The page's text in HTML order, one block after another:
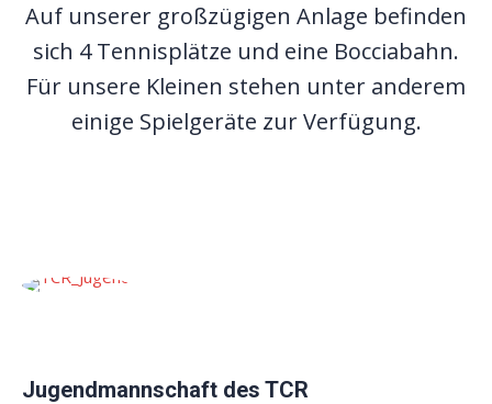
Auf unserer großzügigen Anlage befinden
sich 4 Tennisplätze und eine Bocciabahn.
Für unsere Kleinen stehen unter anderem
einige Spielgeräte zur Verfügung.
Jugendmannschaft des TCR